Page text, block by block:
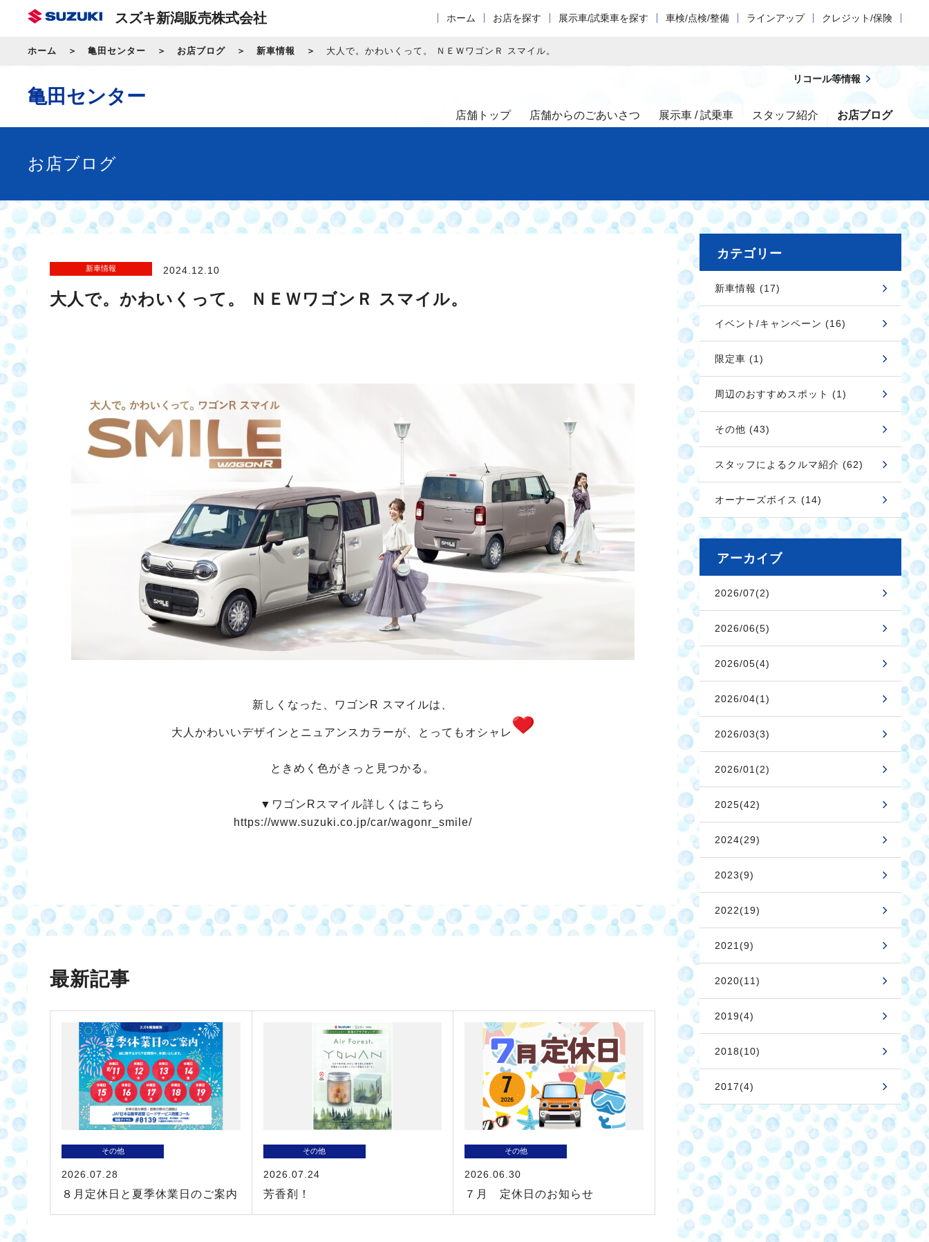
スズキ新潟販売株式会社 ホーム お店を探す 展示車/試乗車を探す 車検/点検/整備 ラインアップ クレジット/保険
ホーム 亀田センター お店ブログ 新車情報 大人で。かわいくって。 ＮＥＷワゴンＲ スマイル。
亀田センター
店舗トップ 店舗からのごあいさつ 展示車 / 試乗車 スタッフ紹介 お店ブログ
リコール等情報
お店ブログ
新車情報 2024.12.10
大人で。かわいくって。 ＮＥＷワゴンＲ スマイル。
新しくなった、ワゴンR スマイルは、
大人かわいいデザインとニュアンスカラーが、とってもオシャレ
ときめく色がきっと見つかる。
▼ワゴンRスマイル詳しくはこちら
https://www.suzuki.co.jp/car/wagonr_smile/
最新記事
その他
2026.07.28
８月定休日と夏季休業日のご案内
その他
2026.07.24
芳香剤！
その他
2026.06.30
７月 定休日のお知らせ
カテゴリー
新車情報 (17)
イベント/キャンペーン (16)
限定車 (1)
周辺のおすすめスポット (1)
その他 (43)
スタッフによるクルマ紹介 (62)
オーナーズボイス (14)
アーカイブ
2026/07(2)
2026/06(5)
2026/05(4)
2026/04(1)
2026/03(3)
2026/01(2)
2025(42)
2024(29)
2023(9)
2022(19)
2021(9)
2020(11)
2019(4)
2018(10)
2017(4)